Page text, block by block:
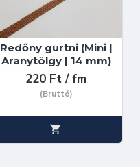
Redőny gurtni (Mini |
Aranytölgy | 14 mm)
220 Ft / fm
(Bruttó)